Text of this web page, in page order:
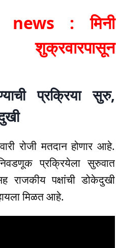
: मिनी
शुक्रवारपासून
प्रक्रिया सुरु,
रोजी मतदान होणार आहे.
प्रक्रियेला सुरुवात
राजकीय पक्षांची डोकेदुखी
मिळत आहे.